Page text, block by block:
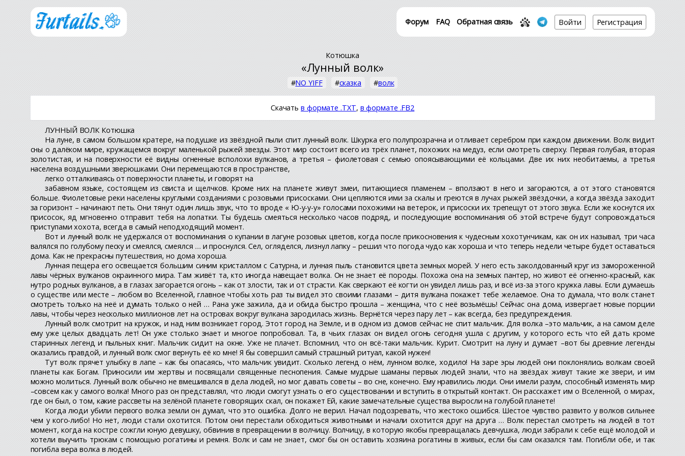
Форум FAQ Обратная связь Войти Регистрация
Котюшка
«Лунный волк»
#NO YIFF #сказка #волк
Скачатьв формате .TXT, в формате .FB2
ЛУННЫЙ ВОЛК Котюшка
На луне, в самом большом кратере, на подушке из звёздной пыли спит лунный волк. Шкурка его полупрозрачна и отливает серебром при каждом движении. Волк видит
сны о далёком мире, кружащемся вокруг маленькой рыжей звезды. Этот мир состоит всего из трёх планет, похожих на медуз, если смотреть сверху. Первая голубая, вторая
золотистая, и на поверхности её видны огненные всполохи вулканов, а третья – фиолетовая с семью опоясывающими её кольцами. Две их них необитаемы, а третья
населена воздушными зверюшками. Они перемещаются в пространстве,
легко отталкиваясь от поверхности планеты, и говорят на
забавном языке, состоящем из свиста и щелчков. Кроме них на планете живут змеи, питающиеся пламенем – вползают в него и загораются, а от этого становятся
больше. Фиолетовые реки населены круглыми созданиями с розовыми присосками. Они цепляются ими за скалы и греются в лучах рыжей звёздочки, а когда звёзда заходит
за горизонт – начинают петь. Они тянут один лишь звук, что то вроде « Ю-у-у-у» голосами похожими на ветерок, и присоски их трепещут от этого звука. Если же коснутся их
присосок, яд мгновенно отправит тебя на лопатки. Ты будешь смеяться несколько часов подряд, и последующие воспоминания об этой встрече будут сопровождаться
приступами хохота, всегда в самый неподходящий момент.
Вот и лунный волк не удержался от воспоминания о купании в лагуне розовых цветов, когда после прикосновения к чудесным хохотунчикам, как он их называл, три часа
валялся по голубому песку и смеялся, смеялся … и проснулся. Сел, огляделся, лизнул лапку – решил что погода чудо как хороша и что теперь недели четыре будет оставаться
дома. Как не прекрасны путешествия, но дома хороша.
Лунная пещера его освещается большим синим кристаллом с Сатурна, и лунная пыль становится цвета земных морей. У него есть заколдованный круг из замороженной
лавы чёрных вулканов окраинного мира. Там живёт та, кто иногда навещает волка. Он не знает её породы. Похожа она на земных пантер, но живот её огненно-красный, как
нутро родных вулканов, а в глазах загорается огонь – как от злости, так и от страсти. Как сверкают её когти он увидел лишь раз, и всё из-за этого кружка лавы. Если думаешь
о существе или месте – любом во Вселенной, главное чтобы хоть раз ты видел это своими глазами – дитя вулкана покажет тебе желаемое. Она то думала, что волк станет
смотреть только на неё и думать только о ней … Рана уже зажила, да и обида быстро прошла – женщина, что с неё возьмёшь! Сейчас она дома, извергает новые порции
лавы, чтобы через несколько миллионов лет на островах вокруг вулкана зародилась жизнь. Вернётся через пару лет – как всегда, без предупреждения.
Лунный волк смотрит на кружок, и над ним возникает город. Этот город на Земле, и в одном из домов сейчас не спит мальчик. Для волка –это мальчик, а на самом деле
ему уже целых двадцать лет! Он уже столько знает и многое попробовал. Та, в чьих глазах он видел огонь сегодня ушла с другим, у которого есть что ей дать кроме
старинных легенд и пыльных книг. Мальчик сидит на окне. Уже не плачет. Вспомнил, что он всё-таки мальчик. Курит. Смотрит на луну и думает –вот бы древние легенды
оказались правдой, и лунный волк смог вернуть её ко мне! Я бы совершил самый страшный ритуал, какой нужен!
Тут волк прячет улыбку в лапе – как бы опасаясь, что мальчик увидит. Сколько легенд о нём, лунном волке, ходило! На заре эры людей они поклонялись волкам своей
планеты как Богам. Приносили им жертвы и посвящали священные песнопения. Самые мудрые шаманы первых людей знали, что на звёздах живут такие же звери, и им
можно молиться. Лунный волк обычно не вмешивался в дела людей, но мог давать советы – во сне, конечно. Ему нравились люди. Они имели разум, способный изменять мир
–совсем как у самого волка! Много раз он представлял, что люди смогут узнать о его существовании и вступить в открытый контакт. Он расскажет им о Вселенной, о мирах,
где он был, о том, какие рассветы на зелёной планете говорящих скал, он покажет Ей, какие замечательные существа выросли на голубой планете!
Когда люди убили первого волка земли он думал, что это ошибка. Долго не верил. Начал подозревать, что жестоко ошибся. Шестое чувство развито у волков сильнее
чем у кого-либо! Но нет, люди стали охотится. Потом они перестали обходиться животными и начали охотится друг на друга … Волк перестал смотреть на людей в тот
момент, когда на костре сожгли юную девушку, обвинив в превращении в волчицу. Волчицу, в которую якобы превращалась девчушка, люди забрали к себе ещё молодой и
хотели выучить трюкам с помощью рогатины и ремня. Волк и сам не знает, смог бы он оставить хозяина рогатины в живых, если бы сам оказался там. Погибли обе, и так
погибла вера волка в людей.